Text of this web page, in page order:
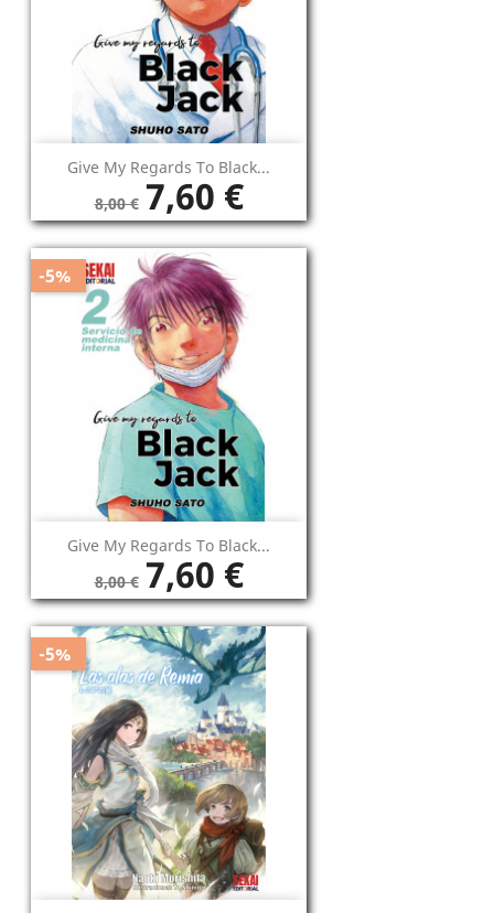
Give My Regards To Black...
8,00 € 7,60 €
Give My Regards To Black...
8,00 € 7,60 €
-5%
-5%